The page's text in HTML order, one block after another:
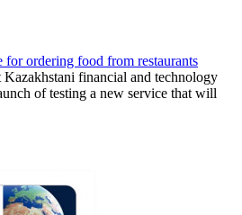
for ordering food from restaurants
financial and technology
of testing a new service that will